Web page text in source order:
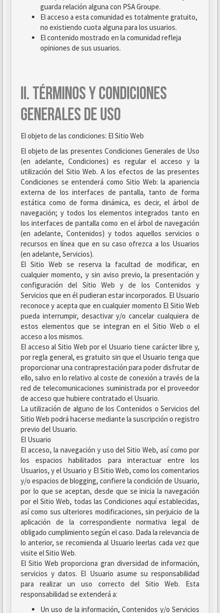
guarda relación alguna con PSA Groupe.
El acceso a esta comunidad es totalmente gratuito,
no existiendo cuota alguna para los usuarios.
El contenido mostrado en la comunidad refleja
opiniones de sus usuarios.
II. TÉRMINOS Y CONDICIONES
GENERALES DE USO
El objeto de las condiciones: El Sitio Web
El objeto de las presentes Condiciones Generales de Uso
(en adelante, Condiciones) es regular el acceso y la
utilización del Sitio Web. A los efectos de las presentes
Condiciones se entenderá como Sitio Web: la apariencia
externa de los interfaces de pantalla, tanto de forma
estática como de forma dinámica, es decir, el árbol de
navegación; y todos los elementos integrados tanto en
los interfaces de pantalla como en el árbol de navegación
(en adelante, Contenidos) y todos aquellos servicios o
recursos en línea que en su caso ofrezca a los Usuarios
(en adelante, Servicios).
El Sitio Web se reserva la facultad de modificar, en
cualquier momento, y sin aviso previo, la presentación y
configuración del Sitio Web y de los Contenidos y
Servicios que en él pudieran estar incorporados. El Usuario
reconoce y acepta que en cualquier momento El Sitio Web
pueda interrumpir, desactivar y/o cancelar cualquiera de
estos elementos que se integran en el Sitio Web o el
acceso a los mismos.
El acceso al Sitio Web por el Usuario tiene carácter libre y,
por regla general, es gratuito sin que el Usuario tenga que
proporcionar una contraprestación para poder disfrutar de
ello, salvo en lo relativo al coste de conexión a través de la
red de telecomunicaciones suministrada por el proveedor
de acceso que hubiere contratado el Usuario.
La utilización de alguno de los Contenidos o Servicios del
Sitio Web podrá hacerse mediante la suscripción o registro
previo del Usuario.
El Usuario
El acceso, la navegación y uso del Sitio Web, así como por
los espacios habilitados para interactuar entre los
Usuarios, y el Usuario y El Sitio Web, como los comentarios
y/o espacios de blogging, confiere la condición de Usuario,
por lo que se aceptan, desde que se inicia la navegación
por el Sitio Web, todas las Condiciones aquí establecidas,
así como sus ulteriores modificaciones, sin perjuicio de la
aplicación de la correspondiente normativa legal de
obligado cumplimiento según el caso. Dada la relevancia de
lo anterior, se recomienda al Usuario leerlas cada vez que
visite el Sitio Web.
El Sitio Web proporciona gran diversidad de información,
servicios y datos. El Usuario asume su responsabilidad
para realizar un uso correcto del Sitio Web. Esta
responsabilidad se extenderá a:
Un uso de la información, Contenidos y/o Servicios